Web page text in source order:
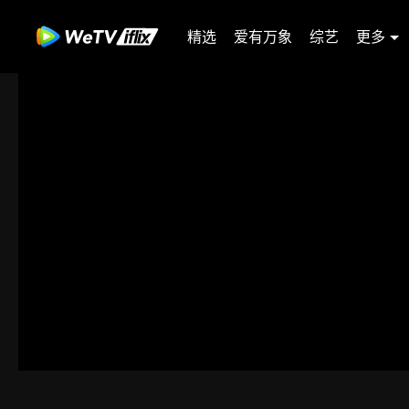
精选 爱有万象 综艺 更多